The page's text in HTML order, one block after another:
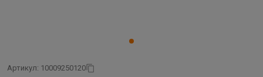
Артикул: 10009250120